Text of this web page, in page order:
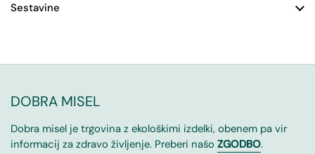
Sestavine
DOBRA MISEL
Dobra misel je trgovina z ekološkimi izdelki, obenem pa vir
informacij za zdravo življenje. Preberi našo ZGODBO.